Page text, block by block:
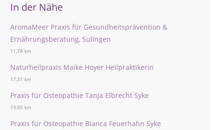
In der Nähe
AromaMeer Praxis für Gesundheitsprävention &
Ernährungsberatung, Sulingen
11,78 km
Naturheilpraxis Maike Hoyer Heilpraktikerin
17,31 km
Praxis für Osteopathie Tanja Elbrecht Syke
19,95 km
Praxis für Osteopathie Bianca Feuerhahn Syke